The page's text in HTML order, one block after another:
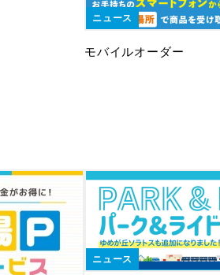
ニュース
モバイルオーダー
ニュース